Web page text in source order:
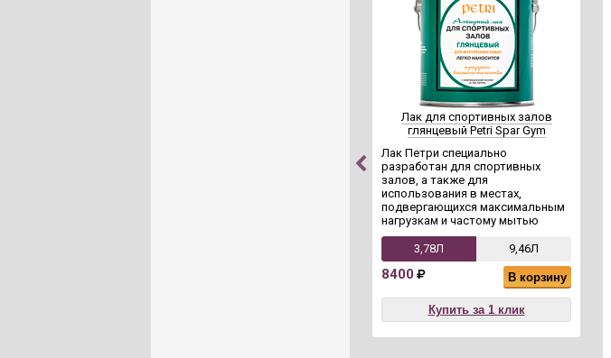
Лак для спортивных залов
глянцевый Petri Spar Gym
Лак Петри специально
разработан для спортивных
залов, а также для
использования в местах,
подвергающихся максимальным
нагрузкам и частому мытью
3,78Л 9,46Л
8400 В корзину
Купить за 1 клик